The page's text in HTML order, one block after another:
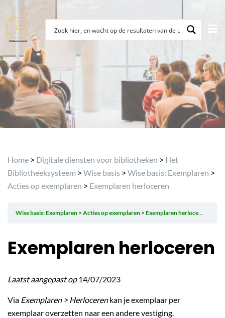
Archief
Home > Digitale diensten voor bibliotheken > Het
Bibliotheeksysteem > Wise basis > Wise basis: Exemplaren >
Acties op exemplaren > Exemplaren herloceren
Wise basis: Exemplaren Acties op exemplaren Exemplaren herloceren
Exemplaren herloceren
Laatst aangepast op14/07/2023
Via Exemplaren > Herlocerenkan je exemplaar per
exemplaar overzetten naar een andere vestiging.